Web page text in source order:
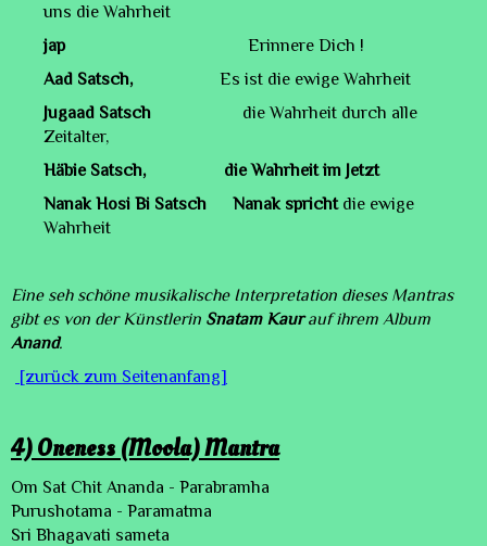
uns die Wahrheit
japErinnere Dich !
Aad Satsch, Es ist die ewige Wahrheit
Jugaad Satsch die Wahrheit durch alle
Zeitalter,
Häbie Satsch, die Wahrheit im Jetzt
Nanak Hosi Bi Satsch Nanak spricht die ewige
Wahrheit
Eine seh schöne musikalische Interpretation dieses Mantras
gibt es von der Künstlerin Snatam Kaurauf ihrem Album
Anand.
[zurück zum Seitenanfang]
4)Oneness (Moola) Mantra
Om Sat Chit Ananda - Parabramha
Purushotama - Paramatma
Sri Bhagavati sameta